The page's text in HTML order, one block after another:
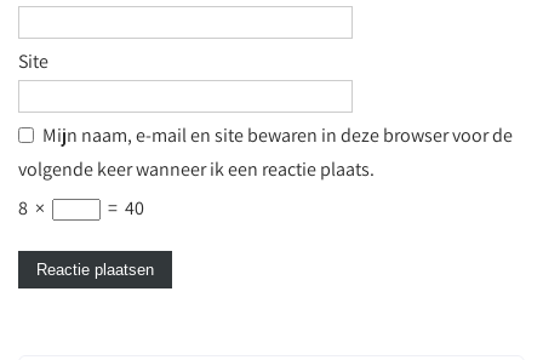
Site
Mijn naam, e-mail en site bewaren in deze browser voor de
volgende keer wanneer ik een reactie plaats.
8 × = 40